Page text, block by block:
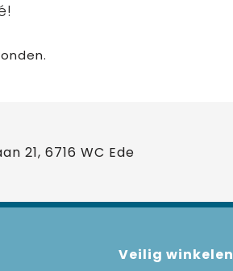
21, 6716 WC Ede
Veilig winkelen